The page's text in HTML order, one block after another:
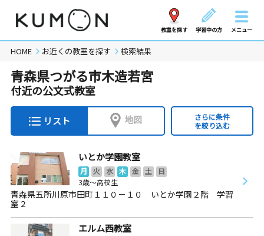
教室を探す 学習中の方 メニュー
HOME お近くの教室を探す 検索結果
青森県つがる市木造若宮
付近の公文式教室
リスト 地図
さらに条件
を絞り込む
いとか学園教室
月 火 水 木 金 土
日
3歳～高校生
青森県五所川原市田町１１０－１０ いとか学園２階 学習
室２
エルム西教室